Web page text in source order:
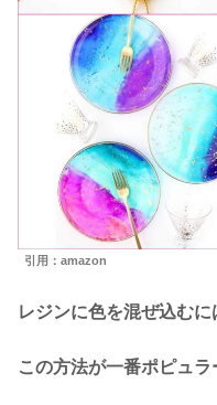
引用：amazon
レジンに色を混ぜ込むに
この方法が一番ポピュラ